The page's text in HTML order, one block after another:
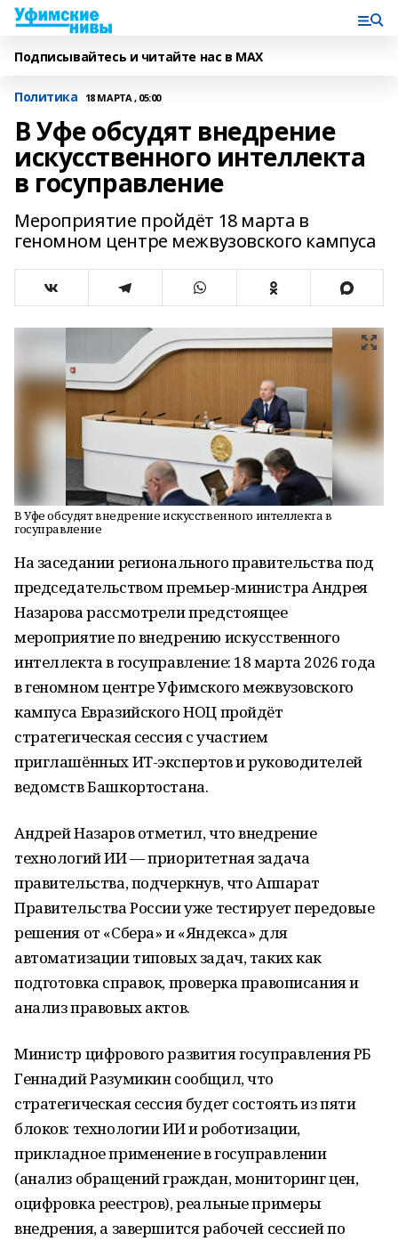
Подписывайтесь и читайте нас в MAX
Политика 18 МАРТА , 05:00
В Уфе обсудят внедрение
искусственного интеллекта
в госуправление
Мероприятие пройдёт 18 марта в
геномном центре межвузовского кампуса
В Уфе обсудят внедрение искусственного интеллекта в
госуправление
На заседании регионального правительства под
председательством премьер-министра Андрея
Назарова рассмотрели предстоящее
мероприятие по внедрению искусственного
интеллекта в госуправление: 18 марта 2026 года
в геномном центре Уфимского межвузовского
кампуса Евразийского НОЦ пройдёт
стратегическая сессия с участием
приглашённых ИТ-экспертов и руководителей
ведомств Башкортостана.
Андрей Назаров отметил, что внедрение
технологий ИИ — приоритетная задача
правительства, подчеркнув, что Аппарат
Правительства России уже тестирует передовые
решения от «Сбера» и «Яндекса» для
автоматизации типовых задач, таких как
подготовка справок, проверка правописания и
анализ правовых актов.
Министр цифрового развития госуправления РБ
Геннадий Разумикин сообщил, что
стратегическая сессия будет состоять из пяти
блоков: технологии ИИ и роботизации,
прикладное применение в госуправлении
(анализ обращений граждан, мониторинг цен,
оцифровка реестров), реальные примеры
внедрения, а завершится рабочей сессией по